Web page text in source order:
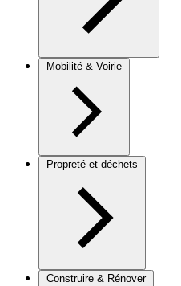
Mobilité & Voirie
Propreté et déchets
Construire & Rénover